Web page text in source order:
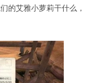
的艾雅小萝莉干什么，